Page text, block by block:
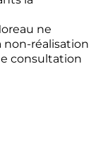
ne
non-réalisation
consultation